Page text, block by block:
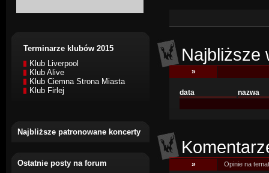
Terminarze klubów 2015
Klub Liverpool
Klub Alive
Klub Ciemna Strona Miasta
Klub Firlej
Najbliższe patronowane koncerty
Ostatnie posty na forum
Najbliższe
»
data nazwa
» Opinie na